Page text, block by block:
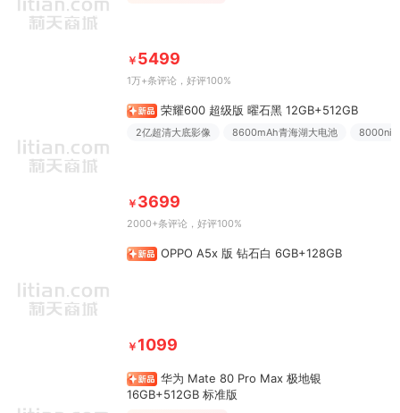
￥ 5499
1万+条评论 ，好评100%
荣耀600 超级版 曜石黑 12GB+512GB
2亿超清大底影像 8600mAh青海湖大电池
￥ 3699
2000+条评论 ，好评100%
OPPO A5x 版 钻石白 6GB+128GB
￥ 1099
华为 Mate 80 Pro Max 极地银
16GB+512GB 标准版